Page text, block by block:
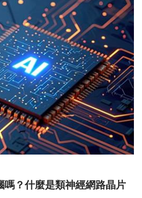
嗎？什麼是類神經網路晶片